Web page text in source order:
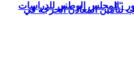
لتأمين المعادن الحرجة في
“المجلس الوطني للدراسات